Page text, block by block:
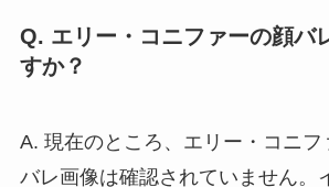
Q. エリー・コニファーの顔バ
すか？
A. 現在のところ、エリー・コニ
バレ画像は確認されていません。